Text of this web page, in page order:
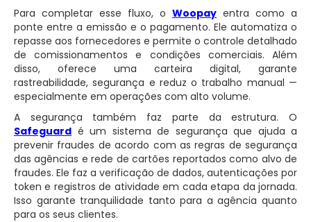
Para completar esse fluxo, o Woopay entra como a
ponte entre a emissão e o pagamento. Ele automatiza o
repasse aos fornecedores e permite o controle detalhado
de comissionamentos e condições comerciais. Além
disso, oferece uma carteira digital, garante
rastreabilidade, segurança e reduz o trabalho manual —
especialmente em operações com alto volume.
A segurança também faz parte da estrutura. O
Safeguard é um sistema de segurança que ajuda a
prevenir fraudes de acordo com as regras de segurança
das agências e rede de cartões reportados como alvo de
fraudes. Ele faz a verificação de dados, autenticações por
token e registros de atividade em cada etapa da jornada.
Isso garante tranquilidade tanto para a agência quanto
para os seus clientes.